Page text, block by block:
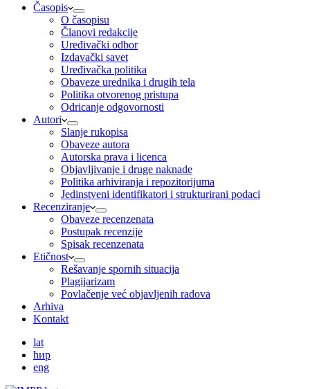
Časopis
O časopisu
Članovi redakcije
Uređivački odbor
Izdavački savet
Uređivačka politika
Obaveze urednika i drugih tela
Politika otvorenog pristupa
Odricanje odgovornosti
Autori
Slanje rukopisa
Obaveze autora
Autorska prava i licenca
Objavljivanje i druge naknade
Politika arhiviranja i repozitorijuma
Jedinstveni identifikatori i strukturirani podaci
Recenziranje
Obaveze recenzenata
Postupak recenzije
Spisak recenzenata
Etičnost
Rešavanje spornih situacija
Plagijarizam
Povlačenje već objavljenih radova
Arhiva
Kontakt
lat
ћир
eng